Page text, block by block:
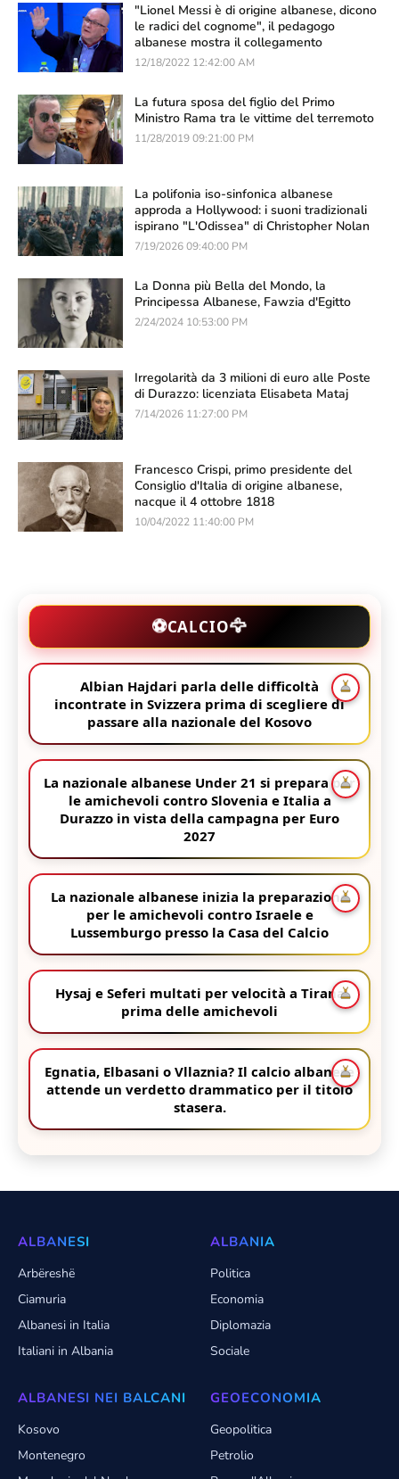
"Lionel Messi è di origine albanese, dicono
le radici del cognome", il pedagogo
albanese mostra il collegamento
12/18/2022 12:42:00 AM
La futura sposa del figlio del Primo
Ministro Rama tra le vittime del terremoto
11/28/2019 09:21:00 PM
La polifonia iso-sinfonica albanese
approda a Hollywood: i suoni tradizionali
ispirano "L'Odissea" di Christopher Nolan
7/19/2026 09:40:00 PM
La Donna più Bella del Mondo, la
Principessa Albanese, Fawzia d'Egitto
2/24/2024 10:53:00 PM
Irregolarità da 3 milioni di euro alle Poste
di Durazzo: licenziata Elisabeta Mataj
7/14/2026 11:27:00 PM
Francesco Crispi, primo presidente del
Consiglio d'Italia di origine albanese,
nacque il 4 ottobre 1818
10/04/2022 11:40:00 PM
⚽CALCIO🦅
Albian Hajdari parla delle difficoltà
incontrate in Svizzera prima di scegliere di
passare alla nazionale del Kosovo
La nazionale albanese Under 21 si prepara per
le amichevoli contro Slovenia e Italia a
Durazzo in vista della campagna per Euro
2027
La nazionale albanese inizia la preparazione
per le amichevoli contro Israele e
Lussemburgo presso la Casa del Calcio
Hysaj e Seferi multati per velocità a Tirana
prima delle amichevoli
Egnatia, Elbasani o Vllaznia? Il calcio albanese
attende un verdetto drammatico per il titolo
stasera.
ALBANESI
Arbëreshë
Ciamuria
Albanesi in Italia
Italiani in Albania
ALBANIA
Politica
Economia
Diplomazia
Sociale
ALBANESI NEI BALCANI
Kosovo
Montenegro
GEOECONOMIA
Geopolitica
Petrolio